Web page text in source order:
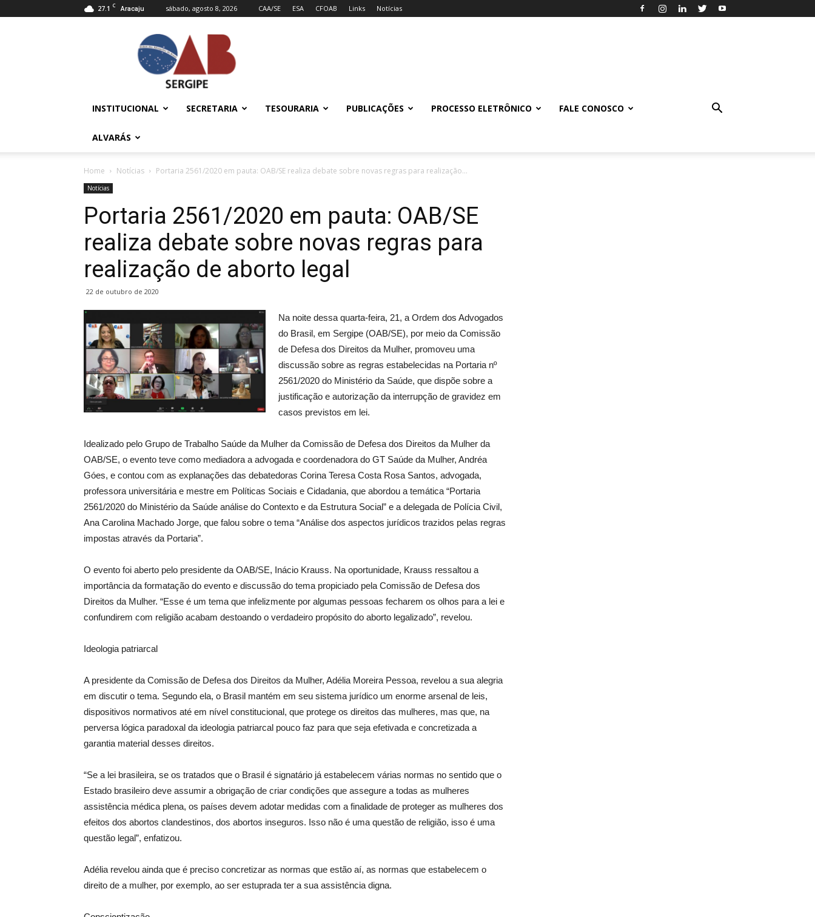
27.1 C Aracaju sábado, agosto 8, 2026 CAA/SE ESA CFOAB Links Notícias
OAB/SE
Ordem
do
INSTITUCIONAL SECRETARIA TESOURARIA PUBLICAÇÕES PROCESSO ELETRÔNICO FALE CONOSCO
ALVARÁS
Home Notícias Portaria 2561/2020 em pauta: OAB/SE realiza debate sobre novas regras para realização...
Notícias
Portaria 2561/2020 em pauta: OAB/SE
realiza debate sobre novas regras para
realização de aborto legal
22 de outubro de 2020
Na noite dessa quarta-feira, 21, a Ordem dos Advogados
do Brasil, em Sergipe (OAB/SE), por meio da Comissão
de Defesa dos Direitos da Mulher, promoveu uma
discussão sobre as regras estabelecidas na Portaria nº
2561/2020 do Ministério da Saúde, que dispõe sobre a
justificação e autorização da interrupção de gravidez em
casos previstos em lei.
Idealizado pelo Grupo de Trabalho Saúde da Mulher da Comissão de Defesa dos Direitos da Mulher da
OAB/SE, o evento teve como mediadora a advogada e coordenadora do GT Saúde da Mulher, Andréa
Góes, e contou com as explanações das debatedoras Corina Teresa Costa Rosa Santos, advogada,
professora universitária e mestre em Políticas Sociais e Cidadania, que abordou a temática “Portaria
2561/2020 do Ministério da Saúde análise do Contexto e da Estrutura Social” e a delegada de Polícia Civil,
Ana Carolina Machado Jorge, que falou sobre o tema “Análise dos aspectos jurídicos trazidos pelas regras
impostas através da Portaria”.
O evento foi aberto pelo presidente da OAB/SE, Inácio Krauss. Na oportunidade, Krauss ressaltou a
importância da formatação do evento e discussão do tema propiciado pela Comissão de Defesa dos
Direitos da Mulher. “Esse é um tema que infelizmente por algumas pessoas fecharem os olhos para a lei e
confundirem com religião acabam destoando o verdadeiro propósito do aborto legalizado”, revelou.
Ideologia patriarcal
A presidente da Comissão de Defesa dos Direitos da Mulher, Adélia Moreira Pessoa, revelou a sua alegria
em discutir o tema. Segundo ela, o Brasil mantém em seu sistema jurídico um enorme arsenal de leis,
dispositivos normativos até em nível constitucional, que protege os direitos das mulheres, mas que, na
perversa lógica paradoxal da ideologia patriarcal pouco faz para que seja efetivada e concretizada a
garantia material desses direitos.
“Se a lei brasileira, se os tratados que o Brasil é signatário já estabelecem várias normas no sentido que o
Estado brasileiro deve assumir a obrigação de criar condições que assegure a todas as mulheres
assistência médica plena, os países devem adotar medidas com a finalidade de proteger as mulheres dos
efeitos dos abortos clandestinos, dos abortos inseguros. Isso não é uma questão de religião, isso é uma
questão legal”, enfatizou.
Adélia revelou ainda que é preciso concretizar as normas que estão aí, as normas que estabelecem o
direito de a mulher, por exemplo, ao ser estuprada ter a sua assistência digna.